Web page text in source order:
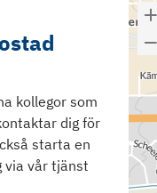
kollegor som
dig för
starta en
via vår tjänst